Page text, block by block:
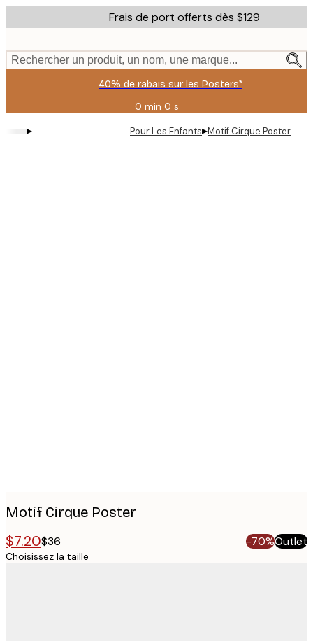
to
content.
Frais de port offerts dès $129
Rechercher un produit, un nom, une marque...
40% de rabais sur les Posters*
0 min 0 s
Valable
jusqu'au
:
▸ Pour Les Enfants▸Motif Cirque Poster
Motif Cirque Poster
$7.20$36 -70%Outlet
Choisissez la taille